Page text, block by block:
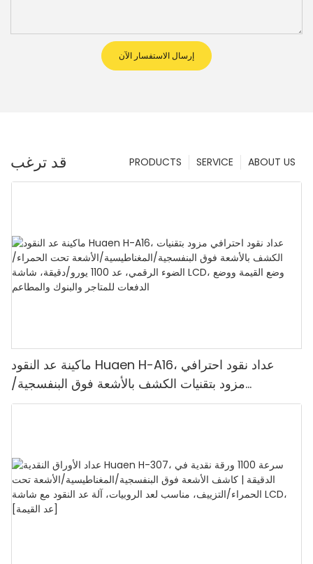
إرسال الاستفسار الآن
قد ترغب ABOUT US
SERVICE
PRODUCTS
ماكينة عد النقود Huaen H-A16، عداد نقود احترافي
مزود بتقنيات الكشف بالأشعة فوق البنفسجية/
المغناطيسية/الأشعة تحت الحمراء/الضوء الرقمي، عد